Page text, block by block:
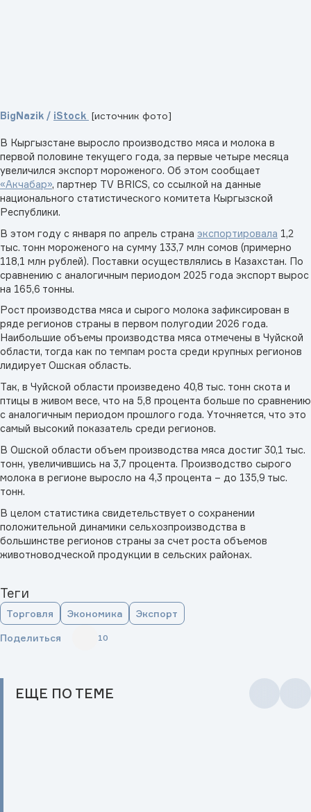
BigNazik / iStock [источник фото]
В Кыргызстане выросло производство мяса и молока в
первой половине текущего года, за первые четыре месяца
увеличился экспорт мороженого. Об этом сообщает
«Акчабар», партнер TV BRICS, со ссылкой на данные
национального статистического комитета Кыргызской
Республики.
В этом году с января по апрель страна экспортировала 1,2
тыс. тонн мороженого на сумму 133,7 млн сомов (примерно
118,1 млн рублей). Поставки осуществлялись в Казахстан. По
сравнению с аналогичным периодом 2025 года экспорт вырос
на 165,6 тонны.
Рост производства мяса и сырого молока зафиксирован в
ряде регионов страны в первом полугодии 2026 года.
Наибольшие объемы производства мяса отмечены в Чуйской
области, тогда как по темпам роста среди крупных регионов
лидирует Ошская область.
Так, в Чуйской области произведено 40,8 тыс. тонн скота и
птицы в живом весе, что на 5,8 процента больше по сравнению
с аналогичным периодом прошлого года. Уточняется, что это
самый высокий показатель среди регионов.
В Ошской области объем производства мяса достиг 30,1 тыс.
тонн, увеличившись на 3,7 процента. Производство сырого
молока в регионе выросло на 4,3 процента – до 135,9 тыс.
тонн.
В целом статистика свидетельствует о сохранении
положительной динамики сельхозпроизводства в
большинстве регионов страны за счет роста объемов
животноводческой продукции в сельских районах.
Теги
Торговля Экономика Экспорт
Поделиться 10
ЕЩЕ ПО ТЕМЕ